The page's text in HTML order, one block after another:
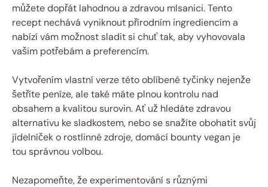
můžete dopřát lahodnou a zdravou mlsanici. Tento
recept nechává vyniknout přírodním ingrediencím a
nabízí vám možnost sladit si chuť tak, aby vyhovovala
vašim potřebám a preferencím.
Vytvořením vlastní verze této oblíbené tyčinky nejenže
šetříte peníze, ale také máte plnou kontrolu nad
obsahem a kvalitou surovin. Ať už hledáte zdravou
alternativu ke sladkostem, nebo se snažíte obohatit svůj
jídelníček o rostlinné zdroje, domácí bounty vegan je
tou správnou volbou.
Nezapomeňte, že experimentování s různými